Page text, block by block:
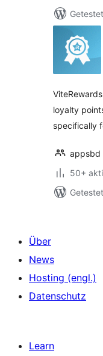
loyalty
specifically
appsbd
50+
Über
News
Hosting (engl.)
Datenschutz
Learn